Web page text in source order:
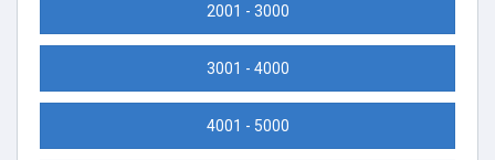
2001 - 3000
3001 - 4000
4001 - 5000